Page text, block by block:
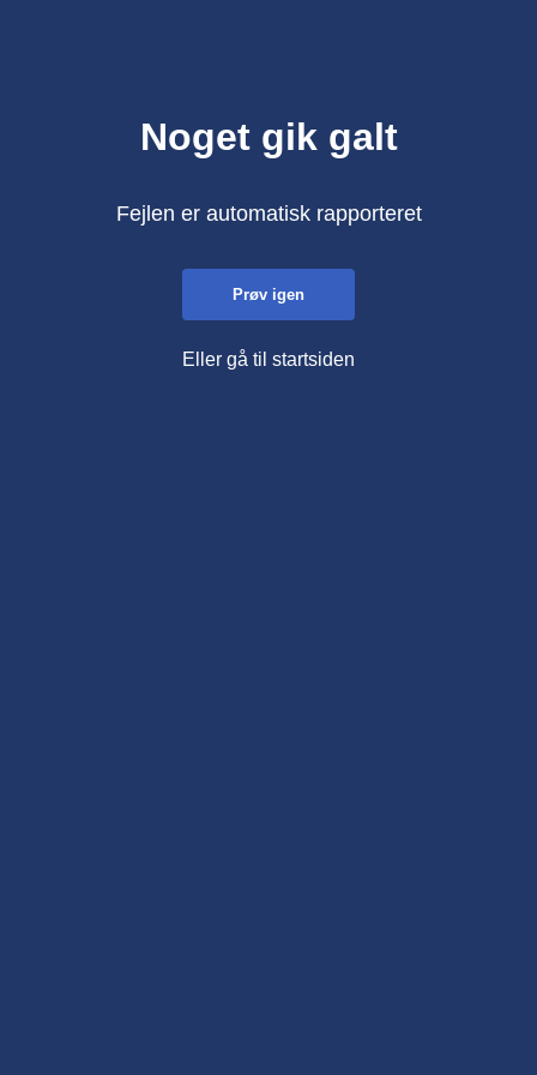
Noget gik galt
Fejlen er automatisk rapporteret
Prøv igen
Eller gå til startsiden